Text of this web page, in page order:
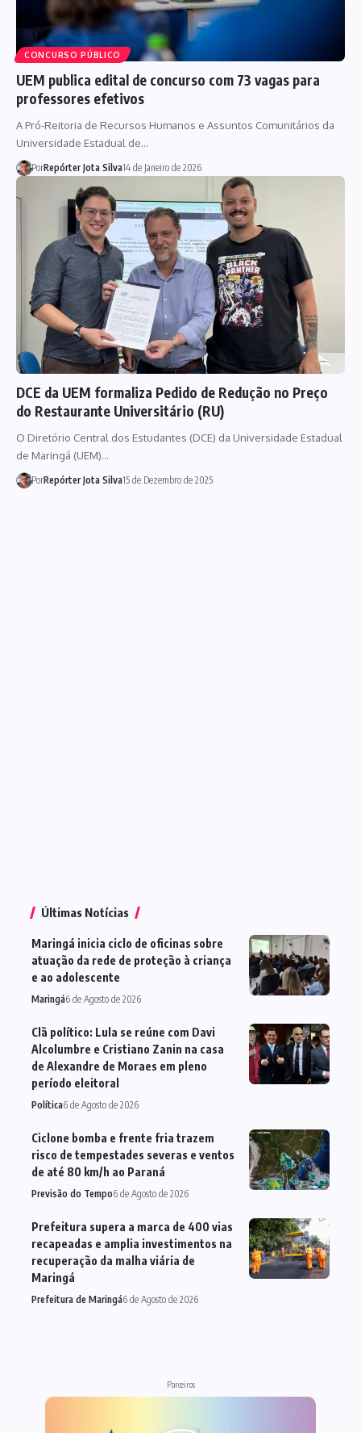
CONCURSO PÚBLICO
UEM publica edital de concurso com 73 vagas para
professores efetivos
A Pró-Reitoria de Recursos Humanos e Assuntos Comunitários da
Universidade Estadual de…
PorRepórter Jota Silva14 de Janeiro de 2026
DCE da UEM formaliza Pedido de Redução no Preço
do Restaurante Universitário (RU)
O Diretório Central dos Estudantes (DCE) da Universidade Estadual
de Maringá (UEM)…
PorRepórter Jota Silva15 de Dezembro de 2025
Últimas Notícias
Maringá inicia ciclo de oficinas sobre
atuação da rede de proteção à criança
e ao adolescente
Maringá6 de Agosto de 2026
Clã político: Lula se reúne com Davi
Alcolumbre e Cristiano Zanin na casa
de Alexandre de Moraes em pleno
período eleitoral
Política6 de Agosto de 2026
Ciclone bomba e frente fria trazem
risco de tempestades severas e ventos
de até 80 km/h ao Paraná
Previsão do Tempo6 de Agosto de 2026
Prefeitura supera a marca de 400 vias
recapeadas e amplia investimentos na
recuperação da malha viária de
Maringá
Prefeitura de Maringá6 de Agosto de 2026
Parceiros